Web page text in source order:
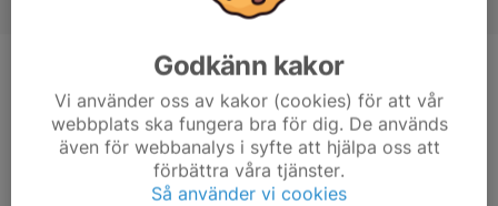
-
Ålder
16 år
Godkänn kakor
Vi använder oss av kakor (cookies) för att vår
webbplats ska fungera bra för dig. De används
även för webbanalys i syfte att hjälpa oss att
förbättra våra tjänster.
Så använder vi cookies